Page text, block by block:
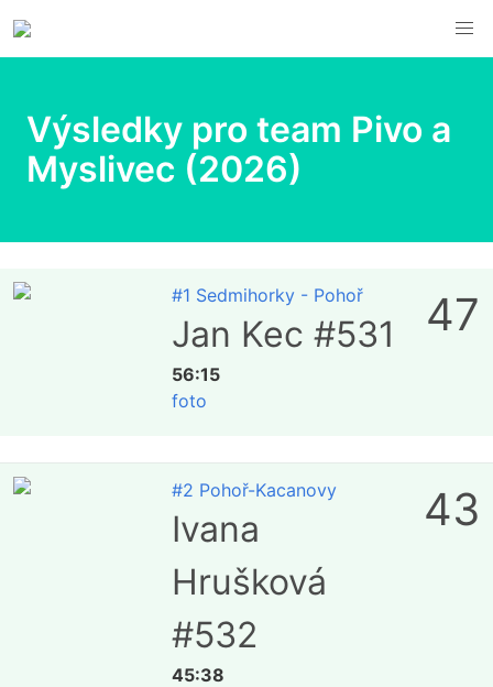
Výsledky pro team Pivo a
Myslivec (2026)
#1 Sedmihorky - Pohoř
Jan Kec #531
56:15
foto
47
#2 Pohoř-Kacanovy
Ivana
Hrušková
#532
45:38
43